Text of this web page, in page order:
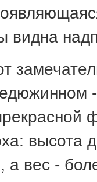
видна
высота
а вес -